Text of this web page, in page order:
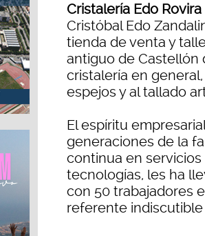
Cristalería Edo Rovira
Cristóbal Edo
tienda de venta y
antiguo de Castellón
cristalería en
espejos y al tallado
El espíritu
generaciones de la
continua en
tecnologías, les ha
con 50 trabajadores
referente